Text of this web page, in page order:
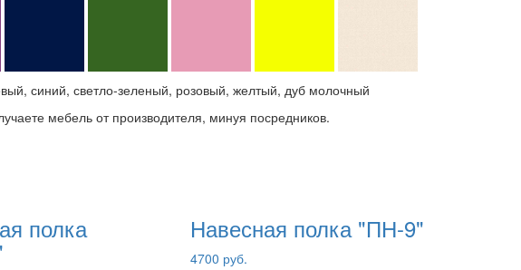
синий, светло-зеленый, розовый, желтый, дуб молочный
мебель от производителя, минуя посредников.
полка Навесная полка "ПН-9"
4700 руб.